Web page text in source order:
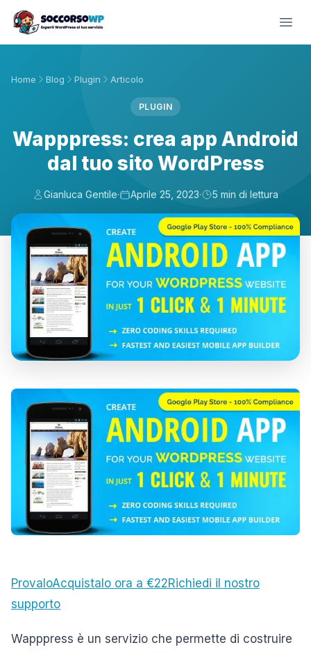
Home Blog Plugin Articolo
PLUGIN
Wapppress: crea app Android
dal tuo sito WordPress
Gianluca Gentile· Aprile 25, 2023· 5 min di lettura
ProvaloAcquistalo ora a €22Richiedi il nostro
supporto
Wapppress è un servizio che permette di costruire